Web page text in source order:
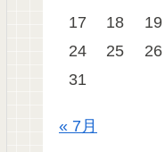
17
18 19
24
25 26
31
« 7月